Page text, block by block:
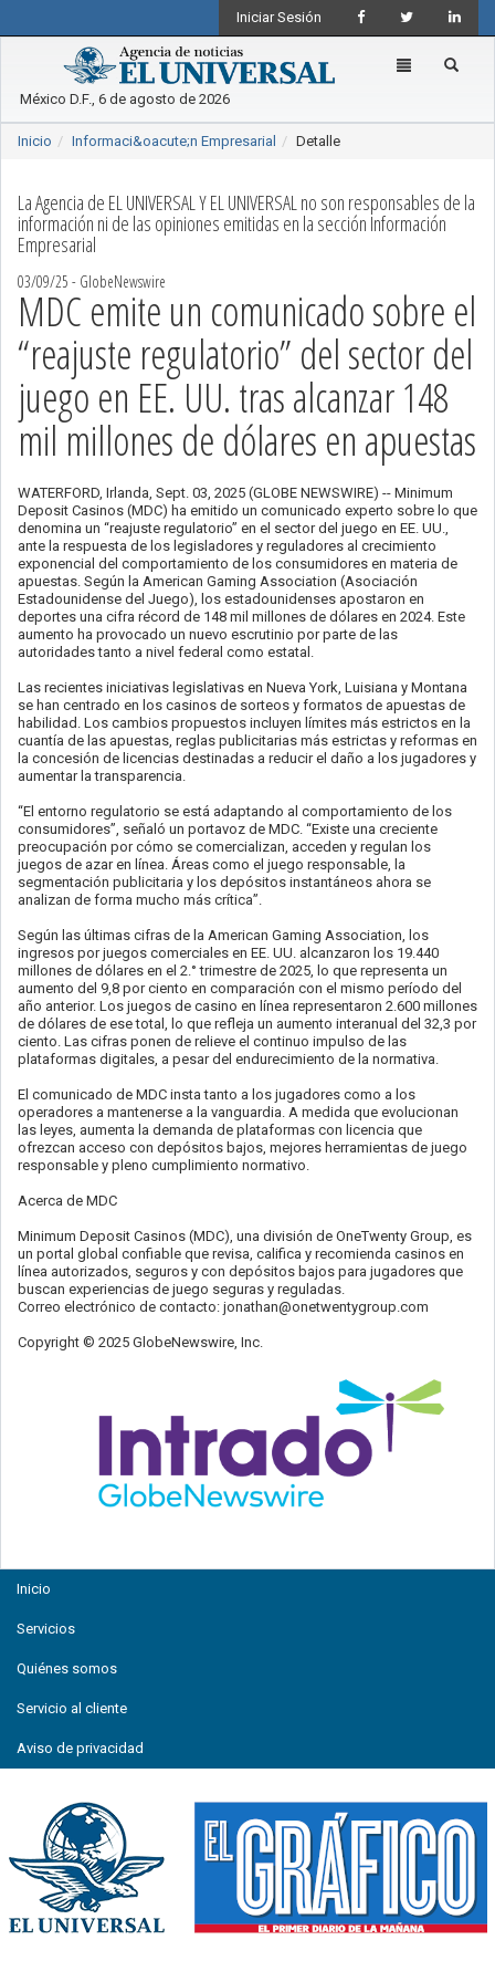
Iniciar Sesión
Toggle
México D.F., 6 de agosto de 2026
Inicio Informaci&oacute;n Empresarial Detalle
La Agencia de EL UNIVERSAL Y EL UNIVERSAL no son responsables de la
información ni de las opiniones emitidas en la sección Información
Empresarial
03/09/25 - GlobeNewswire
MDC emite un comunicado sobre el
“reajuste regulatorio” del sector del
juego en EE. UU. tras alcanzar 148
mil millones de dólares en apuestas
WATERFORD, Irlanda, Sept. 03, 2025 (GLOBE NEWSWIRE) -- Minimum
Deposit Casinos (MDC) ha emitido un comunicado experto sobre lo que
denomina un “reajuste regulatorio” en el sector del juego en EE. UU.,
ante la respuesta de los legisladores y reguladores al crecimiento
exponencial del comportamiento de los consumidores en materia de
apuestas. Según la American Gaming Association (Asociación
Estadounidense del Juego), los estadounidenses apostaron en
deportes una cifra récord de 148 mil millones de dólares en 2024. Este
aumento ha provocado un nuevo escrutinio por parte de las
autoridades tanto a nivel federal como estatal.
Las recientes iniciativas legislativas en Nueva York, Luisiana y Montana
se han centrado en los casinos de sorteos y formatos de apuestas de
habilidad. Los cambios propuestos incluyen límites más estrictos en la
cuantía de las apuestas, reglas publicitarias más estrictas y reformas en
la concesión de licencias destinadas a reducir el daño a los jugadores y
aumentar la transparencia.
“El entorno regulatorio se está adaptando al comportamiento de los
consumidores”, señaló un portavoz de MDC. “Existe una creciente
preocupación por cómo se comercializan, acceden y regulan los
juegos de azar en línea. Áreas como el juego responsable, la
segmentación publicitaria y los depósitos instantáneos ahora se
analizan de forma mucho más crítica”.
Según las últimas cifras de la American Gaming Association, los
ingresos por juegos comerciales en EE. UU. alcanzaron los 19.440
millones de dólares en el 2.° trimestre de 2025, lo que representa un
aumento del 9,8 por ciento en comparación con el mismo período del
año anterior. Los juegos de casino en línea representaron 2.600 millones
de dólares de ese total, lo que refleja un aumento interanual del 32,3 por
ciento. Las cifras ponen de relieve el continuo impulso de las
plataformas digitales, a pesar del endurecimiento de la normativa.
El comunicado de MDC insta tanto a los jugadores como a los
operadores a mantenerse a la vanguardia. A medida que evolucionan
las leyes, aumenta la demanda de plataformas con licencia que
ofrezcan acceso con depósitos bajos, mejores herramientas de juego
responsable y pleno cumplimiento normativo.
Acerca de MDC
Minimum Deposit Casinos (MDC), una división de OneTwenty Group, es
un portal global confiable que revisa, califica y recomienda casinos en
línea autorizados, seguros y con depósitos bajos para jugadores que
buscan experiencias de juego seguras y reguladas.
Correo electrónico de contacto: jonathan@onetwentygroup.com
Copyright © 2025 GlobeNewswire, Inc.
Inicio
Servicios
Quiénes somos
Servicio al cliente
Aviso de privacidad